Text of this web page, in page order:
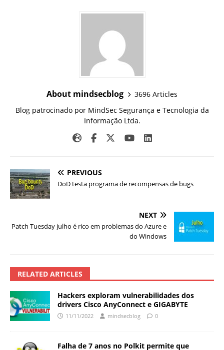
About mindsecblog
3696 Articles
Blog patrocinado por MindSec Segurança e Tecnologia da
Informação Ltda.
PREVIOUS
DoD testa programa de recompensas de bugs
NEXT
Patch Tuesday julho é rico em problemas do Azure e
do Windows
RELATED ARTICLES
Hackers exploram vulnerabilidades dos
drivers Cisco AnyConnect e GIGABYTE
11/11/2022 mindsecblog 0
Falha de 7 anos no Polkit permite que